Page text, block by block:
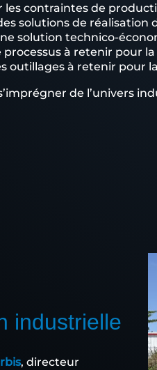
les contraintes de
solutions de réalisation
solution technico-
processus à retenir pour
outillages à retenir pour
de l’univers
industrielle
, directeur